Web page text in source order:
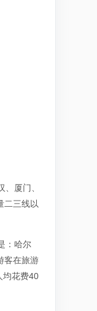
厦门、
二三线以
：哈尔
客在旅游
均花费40